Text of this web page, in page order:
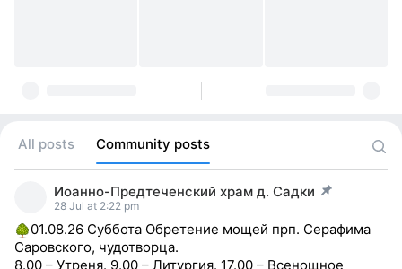
All posts Community posts
Иоанно-Предтеченский храм д. Садки
post pinned
28 Jul at 2:22 pm
01.08.26 Суббота Обретение мощей прп. Серафима
Саровского, чудотворца.
8.00 – Утреня. 9.00 – Литургия. 17.00 – Всенощное